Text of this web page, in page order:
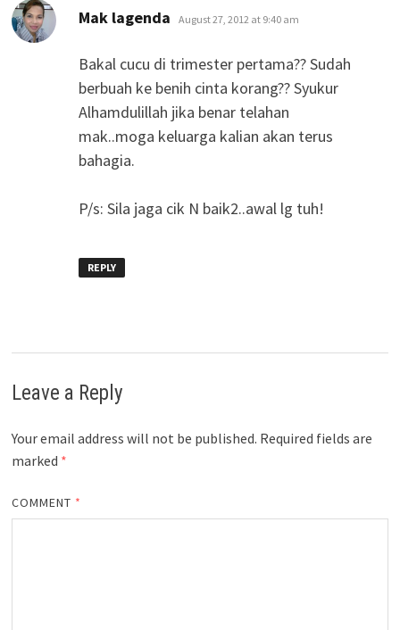
Mak lagenda says:
August 27, 2012 at 9:40 am
Bakal cucu di trimester pertama?? Sudah
berbuah ke benih cinta korang?? Syukur
Alhamdulillah jika benar telahan
mak..moga keluarga kalian akan terus
bahagia.
P/s: Sila jaga cik N baik2..awal lg tuh!
REPLY
Leave a Reply
Your email address will not be published. Required fields are
marked *
COMMENT *